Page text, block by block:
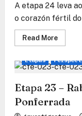
A etapa 24 leva
o corazón fértil do
Read MoreRead
more
24
–
del
Bierzo
Camiño Francés
Etapas
Etapa 23 –
Ponferrada